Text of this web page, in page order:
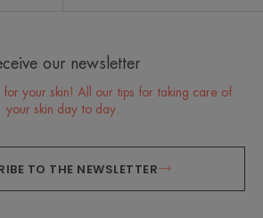
our newsletter
for your skin! All our tips for taking care of
your skin day to day.
TO THE NEWSLETTER